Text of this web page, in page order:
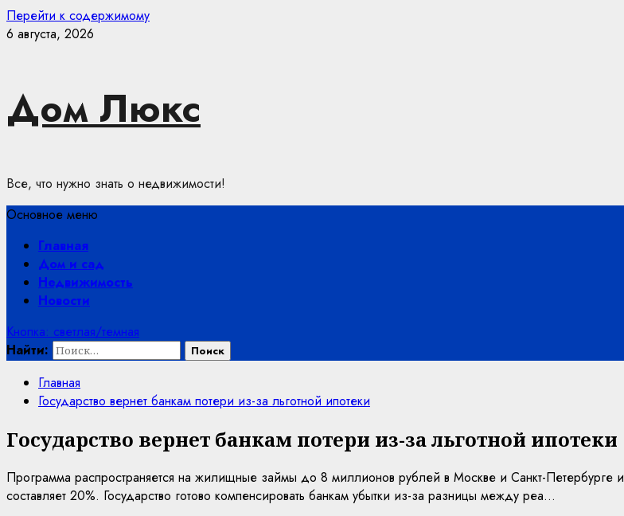
Перейти к содержимому
6 августа, 2026
Дом Люкс
Все, что нужно знать о недвижимости!
Основное меню
Главная
Дом и сад
Недвижимость
Новости
Кнопка: светлая/темная
Найти:
Главная
Государство вернет банкам потери из-за льготной ипотеки
Государство вернет банкам потери из-за льготной ипотеки
Программа распространяется на жилищные займы до 8 миллионов рублей в Москве и Санкт-
составляет 20%. Государство готово компенсировать банкам убытки из-за разницы между реа...